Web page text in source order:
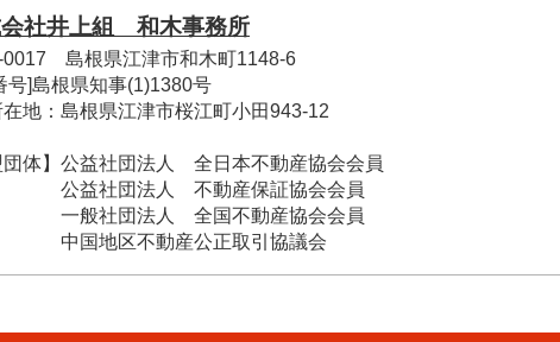
社井上組 和木事務所
0017 島根県江津市和木町1148-6
号]島根県知事(1)1380号
地：島根県江津市桜江町小田943-12
団体】公益社団法人 全日本不動産協会会員
社団法人 不動産保証協会会員
社団法人 全国不動産協会会員
地区不動産公正取引協議会